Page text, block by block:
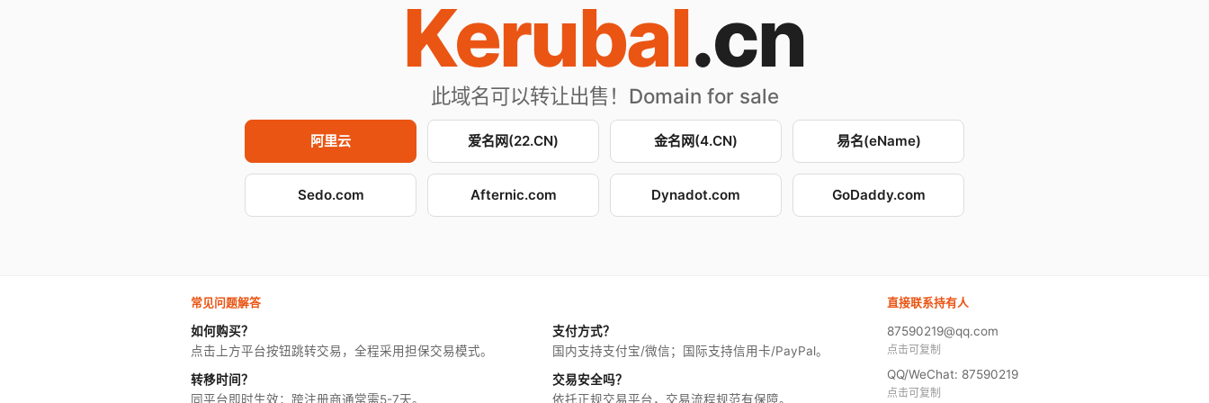
Kerubal.cn
此域名可以转让出售！Domain for sale
阿里云 爱名网(22.CN) 金名网(4.CN) 易名(eName)
Sedo.com Afternic.com Dynadot.com GoDaddy.com
常见问题解答
如何购买？
点击上方平台按钮跳转交易，全程采用担保交易模式。
支付方式？
国内支持支付宝/微信；国际支持信用卡/PayPal。
转移时间？
同平台即时生效；跨注册商通常需5-7天。
交易安全吗？
依托正规交易平台，交易流程规范有保障。
直接联系持有人
87590219@qq.com
点击可复制
QQ/WeChat: 87590219
点击可复制